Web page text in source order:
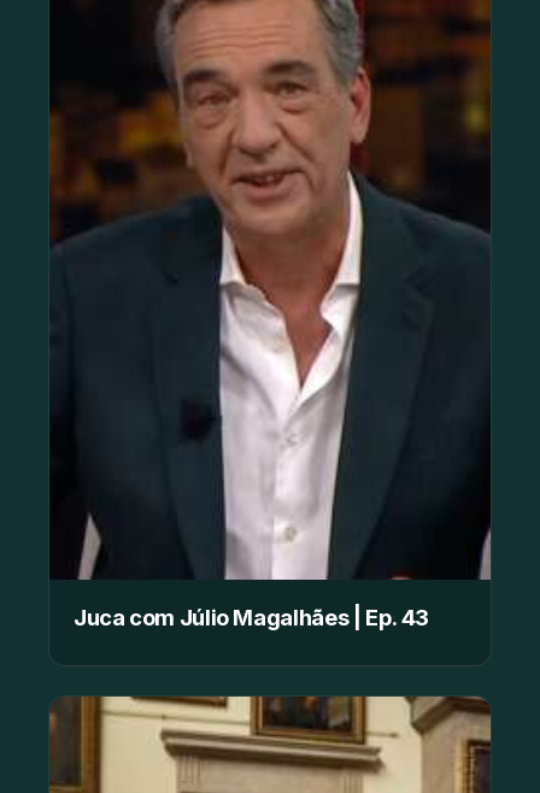
Juca com Júlio Magalhães | Ep. 43